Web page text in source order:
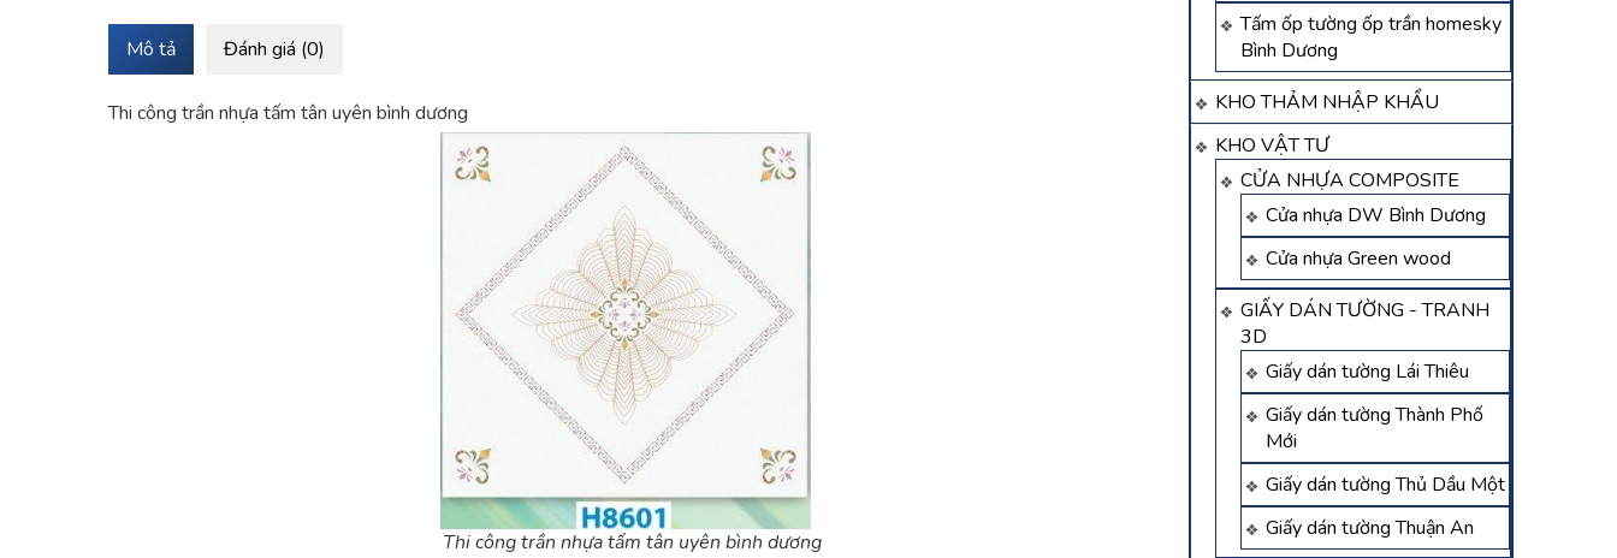
Tấm ốp tường ốp trần homesky
Bình Dương
KHO THẢM NHẬP KHẨU
KHO VẬT TƯ
CỬA NHỰA COMPOSITE
Cửa nhựa DW Bình Dương
Cửa nhựa Green wood
GIẤY DÁN TƯỜNG - TRANH
3D
Giấy dán tường Lái Thiêu
Giấy dán tường Thành Phố
Mới
Giấy dán tường Thủ Dầu Một
Giấy dán tường Thuận An
Mô tả Đánh giá (0)
Thi công trần nhựa tấm tân uyên bình dương
Thi công trần nhựa tấm tân uyên bình dương